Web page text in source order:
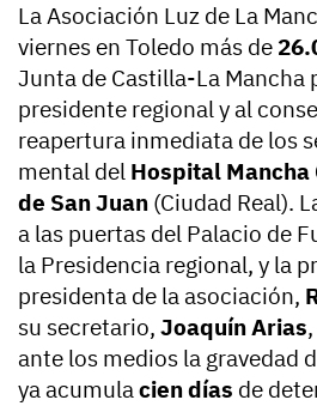
La Asociación Luz de La
viernes en Toledo más de
Junta de Castilla-La Mancha
presidente regional y al
reapertura inmediata de los
mental del Hospital
de San Juan (Ciudad Real).
a las puertas del Palacio de
la Presidencia regional, y la
presidenta de la asociación,
su secretario, Joaquín Arias
ante los medios la gravedad
ya acumulacien días de